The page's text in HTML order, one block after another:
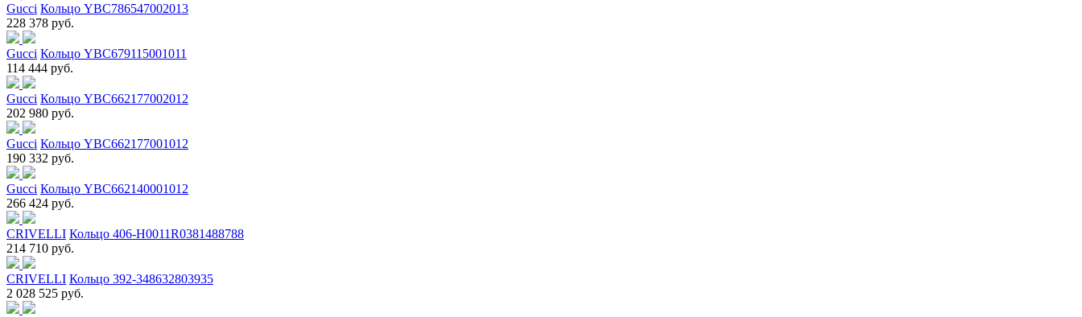
Gucci Кольцо YBC786547002013
228 378 руб.
Gucci Кольцо YBC679115001011
114 444 руб.
Gucci Кольцо YBC662177002012
202 980 руб.
Gucci Кольцо YBC662177001012
190 332 руб.
Gucci Кольцо YBC662140001012
266 424 руб.
CRIVELLI Кольцо 406-H0011R0381488788
214 710 руб.
CRIVELLI Кольцо 392-348632803935
2 028 525 руб.